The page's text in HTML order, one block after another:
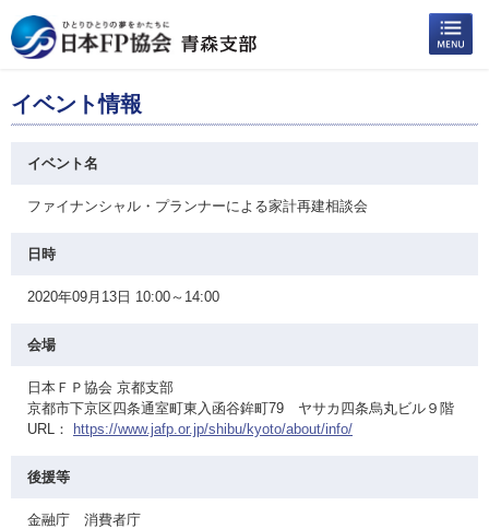
イベント情報
イベント名
ファイナンシャル・プランナーによる家計再建相談会
日時
2020年09月13日 10:00～14:00
会場
日本ＦＰ協会 京都支部
京都市下京区四条通室町東入函谷鉾町79 ヤサカ四条烏丸ビル９階
URL：
https://www.jafp.or.jp/shibu/kyoto/about/info/
後援等
金融庁 消費者庁